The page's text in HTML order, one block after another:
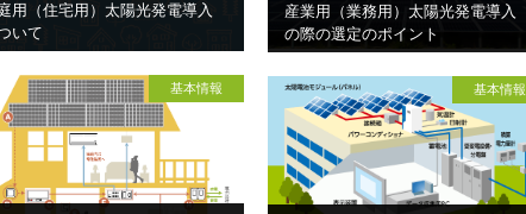
用（住宅用）太陽光発電導入
いて
産業用（業務用）太陽光発電導入
の際の選定のポイント
基本情報 基本情報